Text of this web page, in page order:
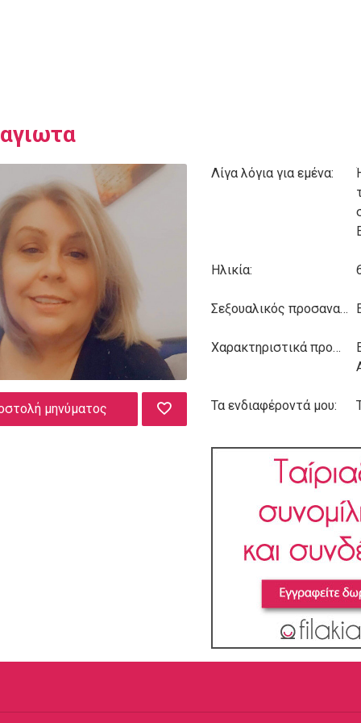
μηνύματος
Λίγα λόγια για εμένα:
Ηλικία:
Σεξουαλικός προσανατολισμός:
Χαρακτηριστικά προσωπικότητας:
Τα ενδιαφέροντά μου: